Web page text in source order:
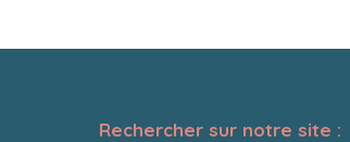
Rechercher sur notre site :